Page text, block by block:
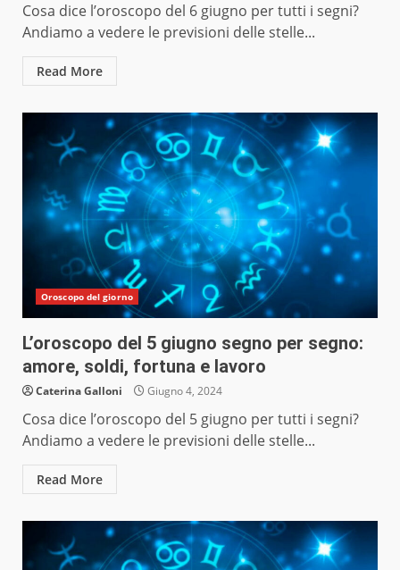
Cosa dice l’oroscopo del 6 giugno per tutti i segni?
Andiamo a vedere le previsioni delle stelle...
Read More
Oroscopo del giorno
L’oroscopo del 5 giugno segno per segno:
amore, soldi, fortuna e lavoro
Caterina Galloni Giugno 4, 2024
Cosa dice l’oroscopo del 5 giugno per tutti i segni?
Andiamo a vedere le previsioni delle stelle...
Read More